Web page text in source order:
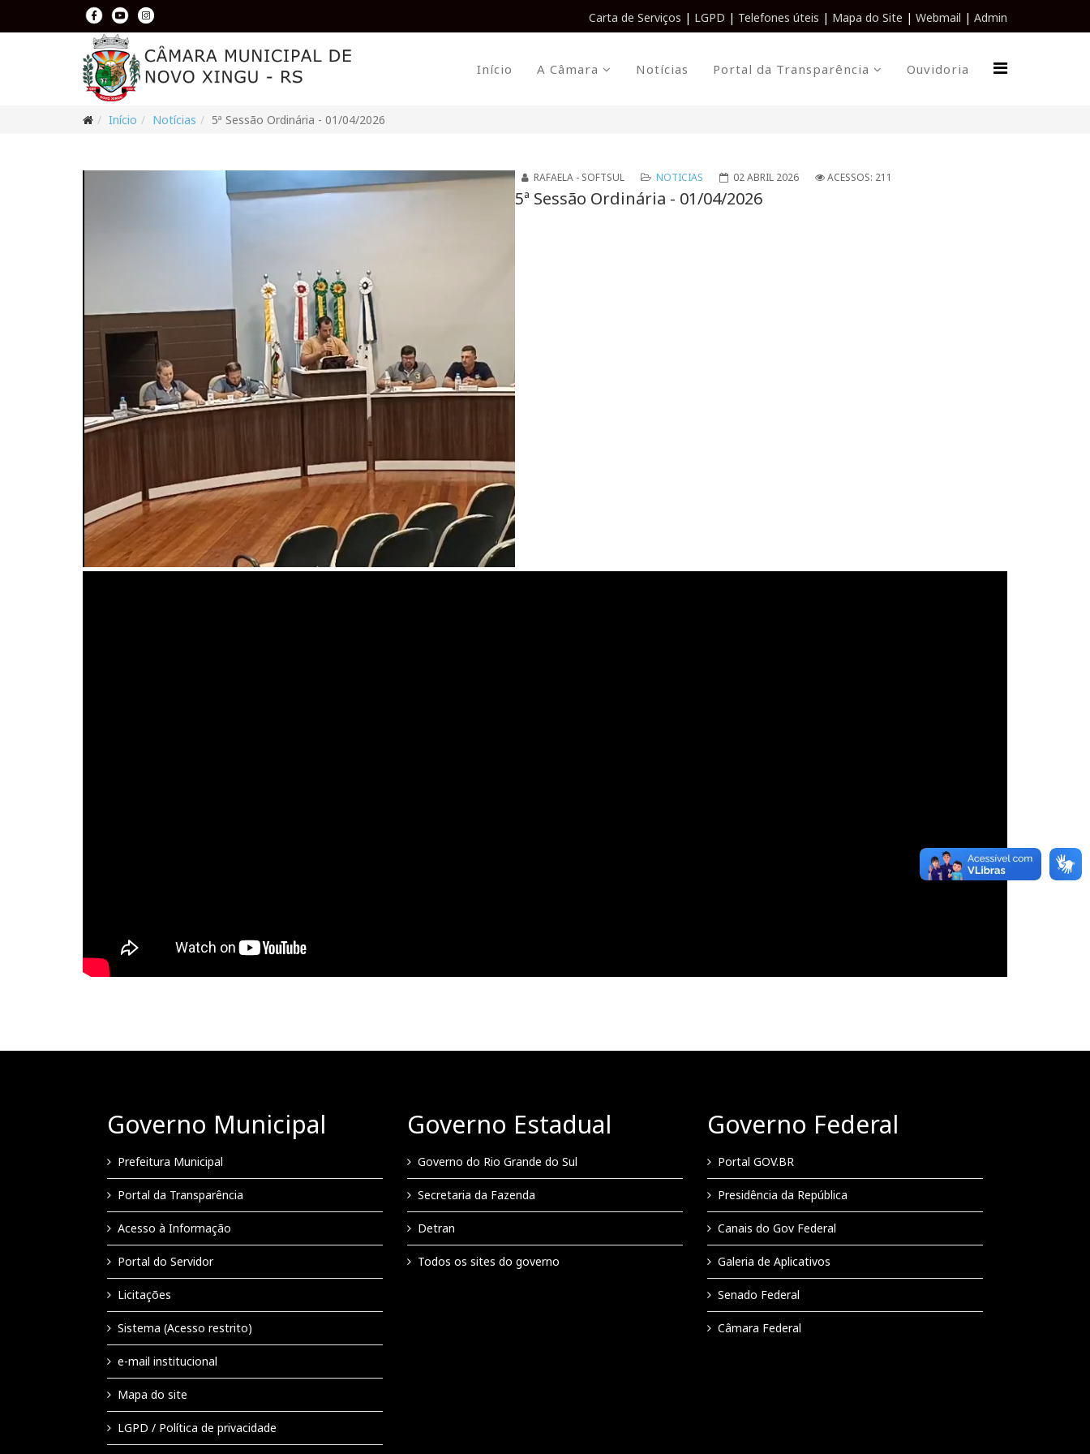
Carta de Serviços | LGPD | Telefones úteis | Mapa do Site | Webmail | Admin
Início A Câmara Notícias Portal da Transparência Ouvidoria
Início Notícias 5ª Sessão Ordinária - 01/04/2026
RAFAELA - SOFTSUL NOTICIAS 02 ABRIL 2026 ACESSOS: 211
5ª Sessão Ordinária - 01/04/2026
Governo Municipal
Prefeitura Municipal
Portal da Transparência
Acesso à Informação
Portal do Servidor
Licitações
Sistema (Acesso restrito)
e-mail institucional
Mapa do site
LGPD / Política de privacidade
Governo Estadual
Governo do Rio Grande do Sul
Secretaria da Fazenda
Detran
Todos os sites do governo
Governo Federal
Portal GOV.BR
Presidência da República
Canais do Gov Federal
Galeria de Aplicativos
Senado Federal
Câmara Federal